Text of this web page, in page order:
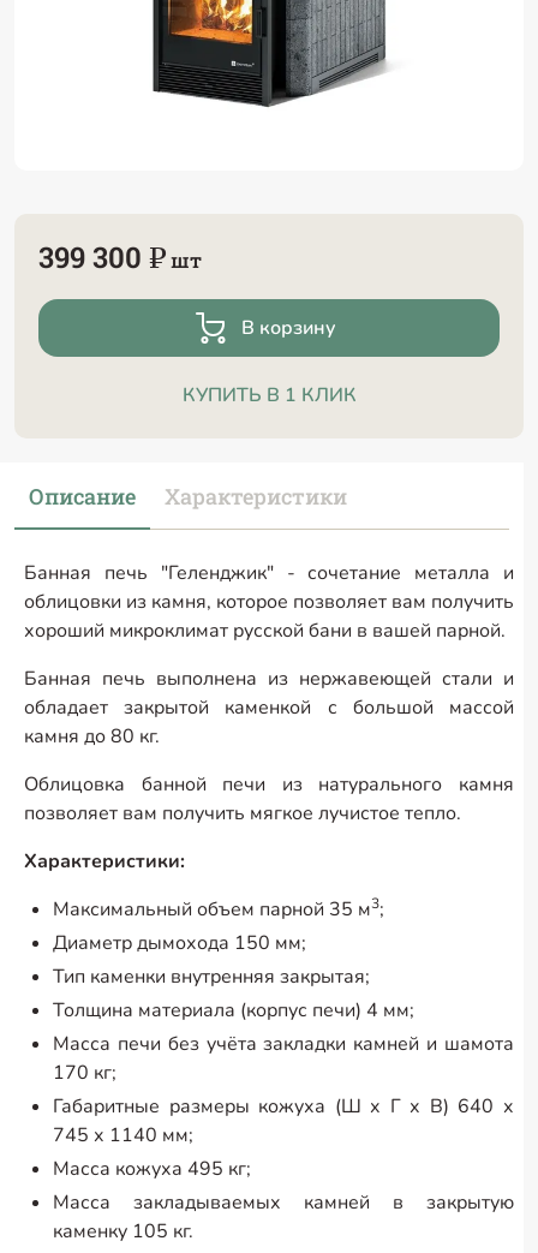
399 300 ₽шт
В корзину
КУПИТЬ В 1 КЛИК
Описание Характеристики
Банная печь "Геленджик" - сочетание металла и
облицовки из камня, которое позволяет вам получить
хороший микроклимат русской бани в вашей парной.
Банная печь выполнена из нержавеющей стали и
обладает закрытой каменкой с большой массой
камня до 80 кг.
Облицовка банной печи из натурального камня
позволяет вам получить мягкое лучистое тепло.
Характеристики:
Максимальный объем парной 35 м3;
Диаметр дымохода 150 мм;
Тип каменки внутренняя закрытая;
Толщина материала (корпус печи) 4 мм;
Масса печи без учёта закладки камней и шамота
170 кг;
Габаритные размеры кожуха (Ш х Г х В) 640 х
745 х 1140 мм;
Масса кожуха 495 кг;
Масса закладываемых камней в закрытую
каменку 105 кг.